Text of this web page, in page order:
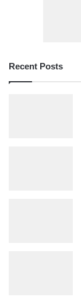
Recent Posts